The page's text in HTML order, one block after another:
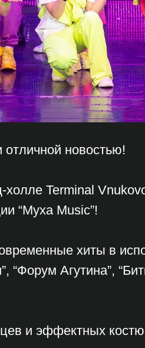
новостью!
Terminal
“Муха Music”!
хиты в
“Форум Агутина”,
и эффектных